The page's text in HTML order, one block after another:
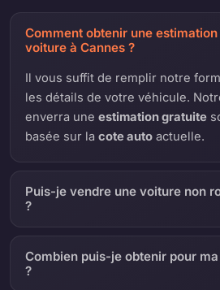
Comment obtenir une
voiture à Cannes ?
Il vous suffit de remplir notre
les détails de votre véhicule.
enverra uneestimation gratuite
basée sur lacote auto actuelle.
Puis-je vendre une voiture non
?
Combien puis-je obtenir pour
?